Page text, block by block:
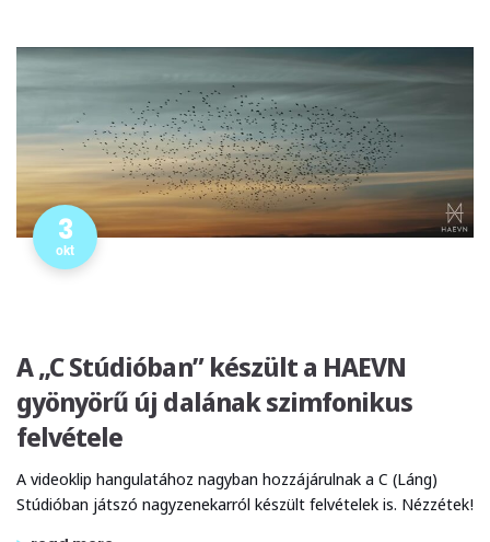
3
okt
A „C Stúdióban” készült a HAEVN
gyönyörű új dalának szimfonikus
felvétele
A videoklip hangulatához nagyban hozzájárulnak a C (Láng)
Stúdióban játszó nagyzenekarról készült felvételek is. Nézzétek!